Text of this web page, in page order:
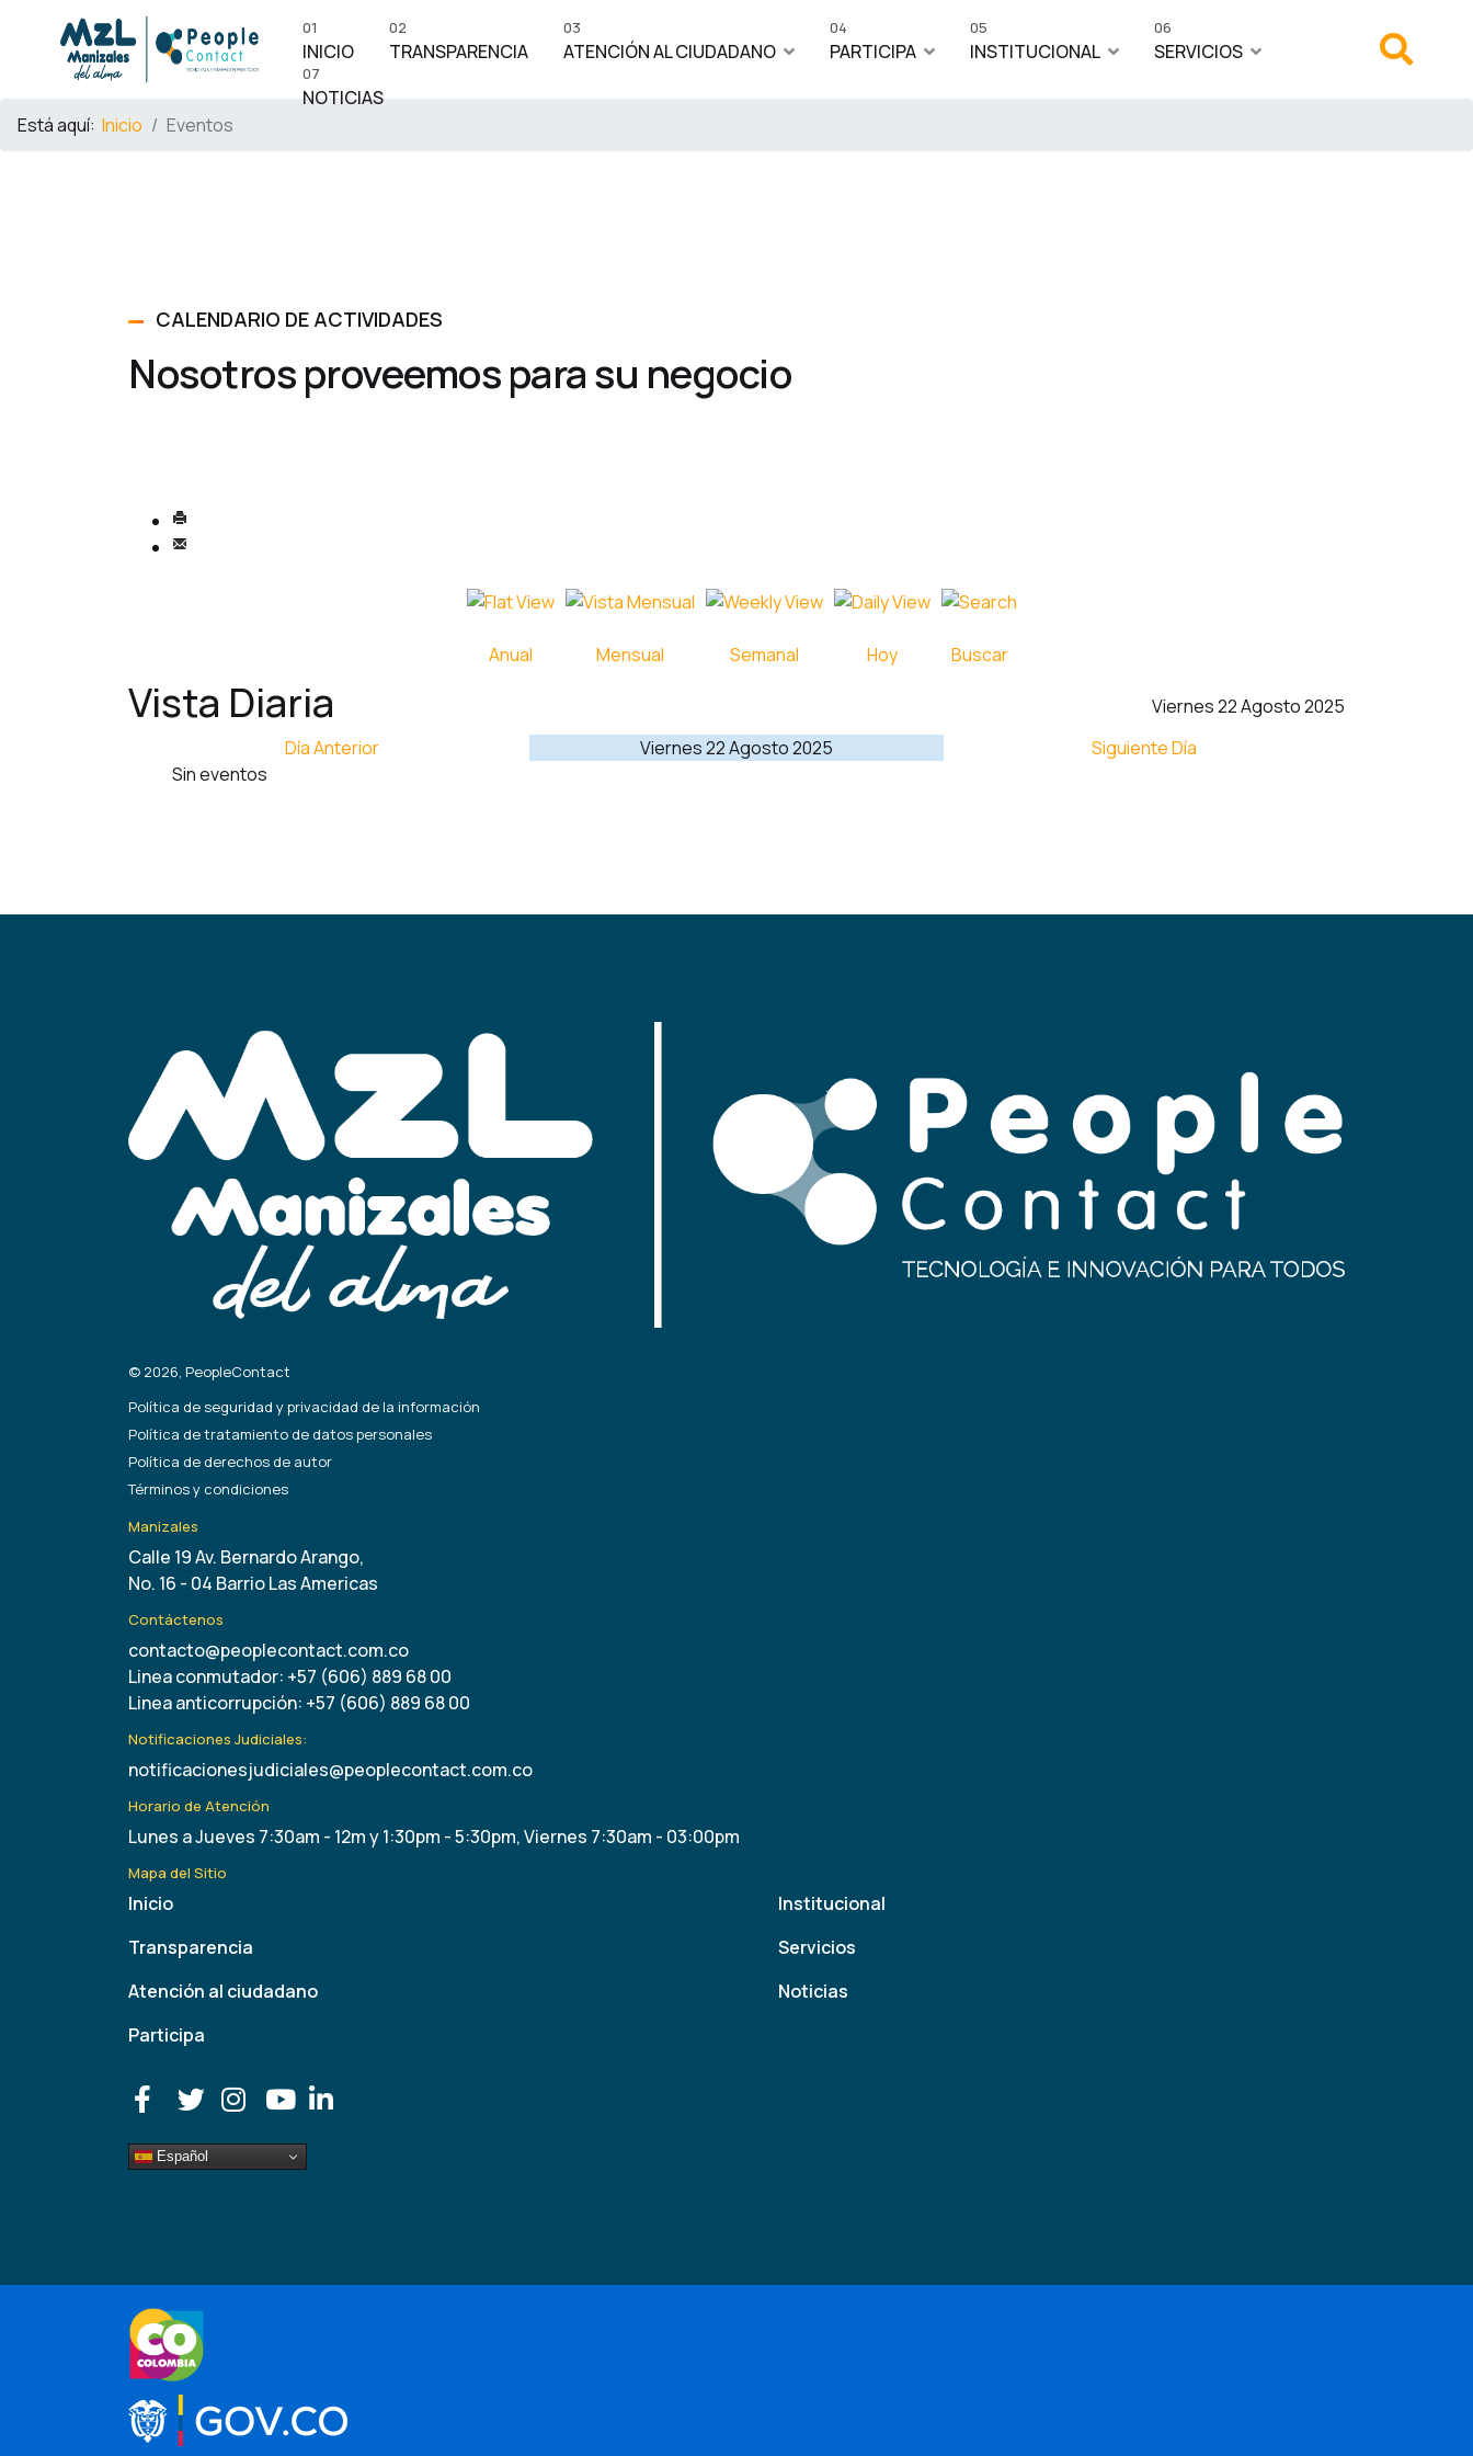
INICIO
01
TRANSPARENCIA
02
ATENCIÓN AL CIUDADANO
03
PARTICIPA
04
INSTITUCIONAL
05
SERVICIOS
06
NOTICIAS
07
Está aquí: Inicio Eventos
CALENDARIO DE ACTIVIDADES
Nosotros proveemos para su negocio
Anual Mensual Semanal Hoy Buscar
Vista Diaria
Viernes 22 Agosto 2025
Día Anterior
Viernes 22 Agosto 2025
Siguiente Día
Sin eventos
© 2026, PeopleContact
Política de seguridad y privacidad de la información
Política de tratamiento de datos personales
Política de derechos de autor
Términos y condiciones
Manizales
Calle 19 Av. Bernardo Arango,
No. 16 - 04 Barrio Las Americas
Contáctenos
contacto@peoplecontact.com.co
Linea conmutador: +57 (606) 889 68 00
Linea anticorrupción: +57 (606) 889 68 00
Notificaciones Judiciales:
notificacionesjudiciales@peoplecontact.com.co
Horario de Atención
Lunes a Jueves 7:30am - 12m y 1:30pm - 5:30pm, Viernes 7:30am - 03:00pm
Mapa del Sitio
Inicio
Transparencia
Atención al ciudadano
Participa
Institucional
Servicios
Noticias
Español